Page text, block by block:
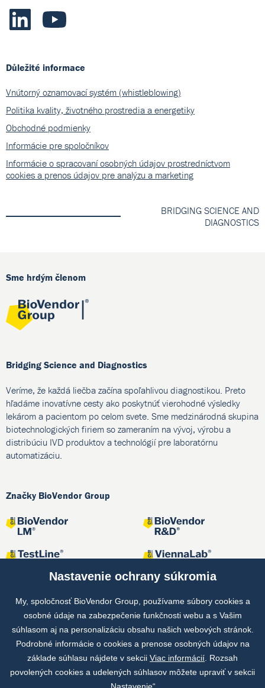
Důležité informace
Vnútorný oznamovací systém (whistleblowing)
Politika kvality, životného prostredia a energetiky
Obchodné podmienky
Informácie pre spoločníkov
Informácie o spracovaní osobných údajov prostredníctvom
cookies a prenos údajov pre analýzu a marketing
BRIDGING SCIENCE AND
DIAGNOSTICS
Sme hrdým členom
Bridging Science and Diagnostics
Veríme, že každá liečba začína spoľahlivou diagnostikou. Preto
hľadáme inovatívne cesty ako poskytnúť vierohodné výsledky
lekárom a pacientom po celom svete. Sme medzinárodná skupina
biotechnologických firiem so zameraním na vývoj, výrobu a
distribúciu IVD produktov a technológií pre laboratórnu
automatizáciu.
Značky BioVendor Group
Spoločné projekty
Nastavenie ochrany súkromia
My, spoločnosť BioVendor Group, používame súbory cookies a
osobné údaje na zabezpečenie funkčnosti webu a s Vašim
súhlasom aj na personalizáciu obsahu našich webových stránok.
Podrobné informácie o cookies a prenose osobných údajov na
základe súhlasu nájdete v sekcii Viac informácií . Rozsah
povolených cookies a udelených súhlasov môžete upraviť v sekcii